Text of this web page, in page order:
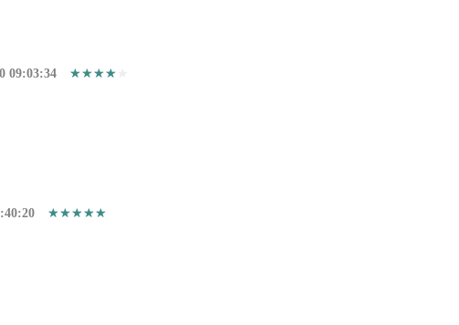
09:03:34